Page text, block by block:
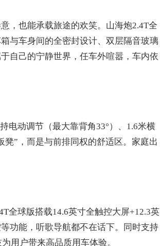
，也能承载旅途的欢笑。山海炮2.4T全
与车身间的全密封设计、双层隔音玻璃
自己的宁静世界，任车外喧嚣，车内依
电动调节（最大靠背角33°）、1.6米横
”，而是与前排同权的舒适区。家庭出
全球版搭载14.6英寸全触控大屏+12.3英
功能，听歌导航都不在话下。同时支持
用户带来高品质用车体验。